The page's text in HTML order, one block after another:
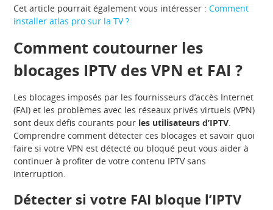
Cet article pourrait également vous intéresser :Comment
installer atlas pro sur la TV ?
Comment coutourner les
blocages IPTV des VPN et FAI ?
Les blocages imposés par les fournisseurs d’accès Internet
(FAI) et les problèmes avec les réseaux privés virtuels (VPN)
sont deux défis courants pour les utilisateurs d’IPTV.
Comprendre comment détecter ces blocages et savoir quoi
faire si votre VPN est détecté ou bloqué peut vous aider à
continuer à profiter de votre contenu IPTV sans
interruption.
Détecter si votre FAI bloque l’IPTV